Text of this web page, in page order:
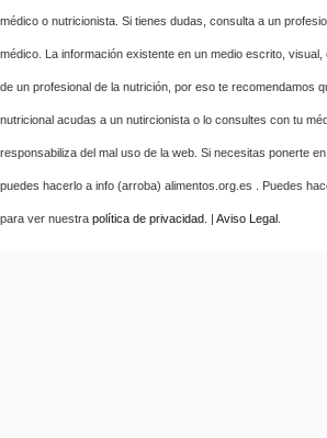
médico o nutricionista. Si tienes dudas, consulta a un
médico. La información existente en un medio escrito,
de un profesional de la nutrición, por eso te recomendamos
nutricional acudas a un nutircionista o lo consultes con tu
responsabiliza del mal uso de la web. Si necesitas ponerte
puedes hacerlo a info (arroba) alimentos.org.es . Puedes
para ver nuestra política de privacidad . | Aviso Legal